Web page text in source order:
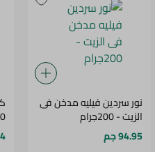
نور سردين فيليه مدخن فى
الزيت - 200جرام
94.95 جم